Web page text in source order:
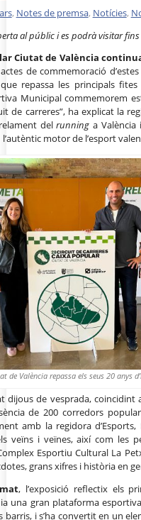
Reserves
, Notes de premsa, Notícies,
al públic i es podrà visitar fins
Ciutat de València
de commemoració
repassa les principals
Municipal commemorem
carreres”, ha explicat la
delrunning a
motor de l’esport
de València repassa els seus 20 anys
dijous de vesprada,
de 200 corredors
amb la regidora d’Esports,
veïns i veïnes, així com les
Esportiu Cultural La
grans xifres i història en
, l’exposició reflectix els
una gran plataforma
barris, i s’ha convertit en un